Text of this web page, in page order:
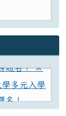
射箭錦標
會本校榮
模範生當
名！
學多元入